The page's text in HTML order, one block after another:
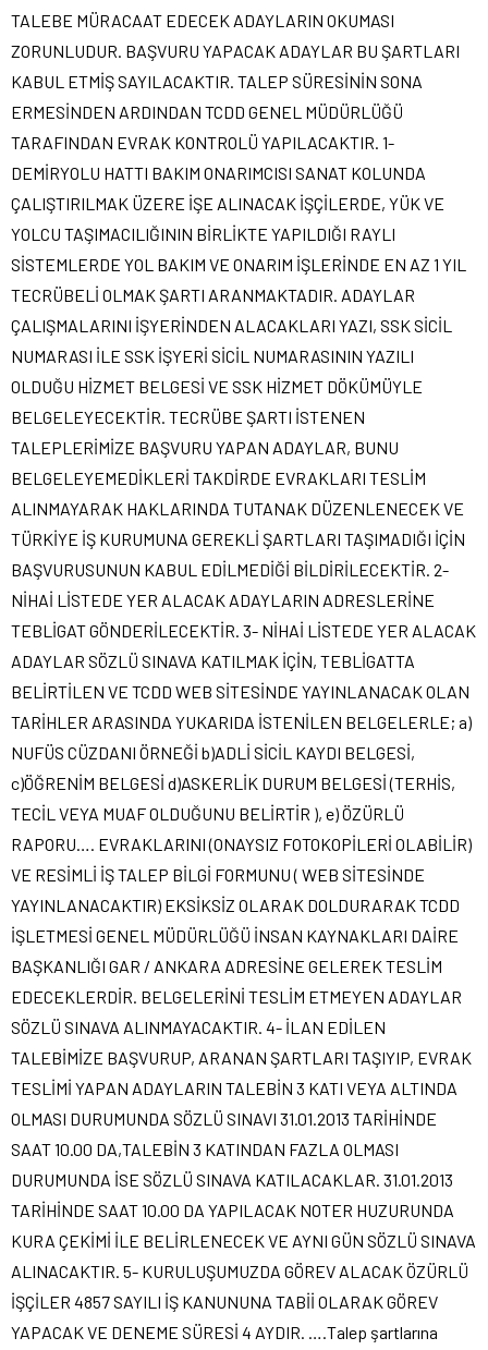
TALEBE MÜRACAAT EDECEK ADAYLARIN OKUMASI
ZORUNLUDUR. BAŞVURU YAPACAK ADAYLAR BU ŞARTLARI
KABUL ETMİŞ SAYILACAKTIR. TALEP SÜRESİNİN SONA
ERMESİNDEN ARDINDAN TCDD GENEL MÜDÜRLÜĞÜ
TARAFINDAN EVRAK KONTROLÜ YAPILACAKTIR. 1-
DEMİRYOLU HATTI BAKIM ONARIMCISI SANAT KOLUNDA
ÇALIŞTIRILMAK ÜZERE İŞE ALINACAK İŞÇİLERDE, YÜK VE
YOLCU TAŞIMACILIĞININ BİRLİKTE YAPILDIĞI RAYLI
SİSTEMLERDE YOL BAKIM VE ONARIM İŞLERİNDE EN AZ 1 YIL
TECRÜBELİ OLMAK ŞARTI ARANMAKTADIR. ADAYLAR
ÇALIŞMALARINI İŞYERİNDEN ALACAKLARI YAZI, SSK SİCİL
NUMARASI İLE SSK İŞYERİ SİCİL NUMARASININ YAZILI
OLDUĞU HİZMET BELGESİ VE SSK HİZMET DÖKÜMÜYLE
BELGELEYECEKTİR. TECRÜBE ŞARTI İSTENEN
TALEPLERİMİZE BAŞVURU YAPAN ADAYLAR, BUNU
BELGELEYEMEDİKLERİ TAKDİRDE EVRAKLARI TESLİM
ALINMAYARAK HAKLARINDA TUTANAK DÜZENLENECEK VE
TÜRKİYE İŞ KURUMUNA GEREKLİ ŞARTLARI TAŞIMADIĞI İÇİN
BAŞVURUSUNUN KABUL EDİLMEDİĞİ BİLDİRİLECEKTİR. 2-
NİHAİ LİSTEDE YER ALACAK ADAYLARIN ADRESLERİNE
TEBLİGAT GÖNDERİLECEKTİR. 3- NİHAİ LİSTEDE YER ALACAK
ADAYLAR SÖZLÜ SINAVA KATILMAK İÇİN, TEBLİGATTA
BELİRTİLEN VE TCDD WEB SİTESİNDE YAYINLANACAK OLAN
TARİHLER ARASINDA YUKARIDA İSTENİLEN BELGELERLE; a)
NUFÜS CÜZDANI ÖRNEĞİ b)ADLİ SİCİL KAYDI BELGESİ,
c)ÖĞRENİM BELGESİ d)ASKERLİK DURUM BELGESİ (TERHİS,
TECİL VEYA MUAF OLDUĞUNU BELİRTİR ), e) ÖZÜRLÜ
RAPORU…. EVRAKLARINI (ONAYSIZ FOTOKOPİLERİ OLABİLİR)
VE RESİMLİ İŞ TALEP BİLGİ FORMUNU ( WEB SİTESİNDE
YAYINLANACAKTIR) EKSİKSİZ OLARAK DOLDURARAK TCDD
İŞLETMESİ GENEL MÜDÜRLÜĞÜ İNSAN KAYNAKLARI DAİRE
BAŞKANLIĞI GAR / ANKARA ADRESİNE GELEREK TESLİM
EDECEKLERDİR. BELGELERİNİ TESLİM ETMEYEN ADAYLAR
SÖZLÜ SINAVA ALINMAYACAKTIR. 4- İLAN EDİLEN
TALEBİMİZE BAŞVURUP, ARANAN ŞARTLARI TAŞIYIP, EVRAK
TESLİMİ YAPAN ADAYLARIN TALEBİN 3 KATI VEYA ALTINDA
OLMASI DURUMUNDA SÖZLÜ SINAVI 31.01.2013 TARİHİNDE
SAAT 10.00 DA,TALEBİN 3 KATINDAN FAZLA OLMASI
DURUMUNDA İSE SÖZLÜ SINAVA KATILACAKLAR. 31.01.2013
TARİHİNDE SAAT 10.00 DA YAPILACAK NOTER HUZURUNDA
KURA ÇEKİMİ İLE BELİRLENECEK VE AYNI GÜN SÖZLÜ SINAVA
ALINACAKTIR. 5- KURULUŞUMUZDA GÖREV ALACAK ÖZÜRLÜ
İŞÇİLER 4857 SAYILI İŞ KANUNUNA TABİİ OLARAK GÖREV
YAPACAK VE DENEME SÜRESİ 4 AYDIR. ….Talep şartlarına